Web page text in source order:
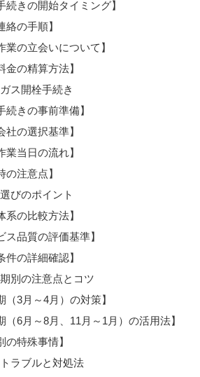
続きの開始タイミング】
絡の手順】
業の立会いについて】
金の精算方法】
ス開栓手続き
続きの事前準備】
社の選択基準】
業当日の流れ】
の注意点】
びのポイント
系の比較方法】
ス品質の評価基準】
件の詳細確認】
別の注意点とコツ
（3月～4月）の対策】
（6月～8月、11月～1月）の活用法】
の特殊事情】
ラブルと対処法